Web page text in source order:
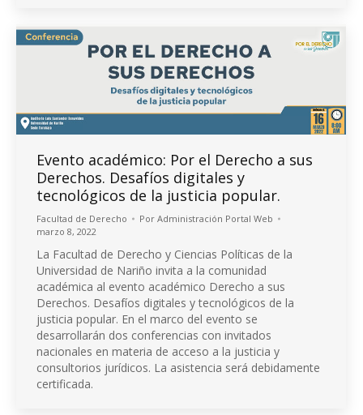
Evento académico: Por el Derecho a sus
Derechos. Desafíos digitales y
tecnológicos de la justicia popular.
Facultad de Derecho Por Administración Portal Web
marzo 8, 2022
La Facultad de Derecho y Ciencias Políticas de la
Universidad de Nariño invita a la comunidad
académica al evento académico Derecho a sus
Derechos. Desafíos digitales y tecnológicos de la
justicia popular. En el marco del evento se
desarrollarán dos conferencias con invitados
nacionales en materia de acceso a la justicia y
consultorios jurídicos. La asistencia será debidamente
certificada.